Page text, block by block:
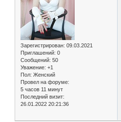
Зарегистрирован: 09.03.2021
Приглашений: 0
Сообщений: 50
Уважение: +1
Пол: Женский
Провел на форуме:
5 часов 11 минут
Последний визит:
26.01.2022 20:21:36